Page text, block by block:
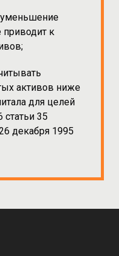
уменьшение
приводит к
активов ниже
для целей
35
декабря 1995